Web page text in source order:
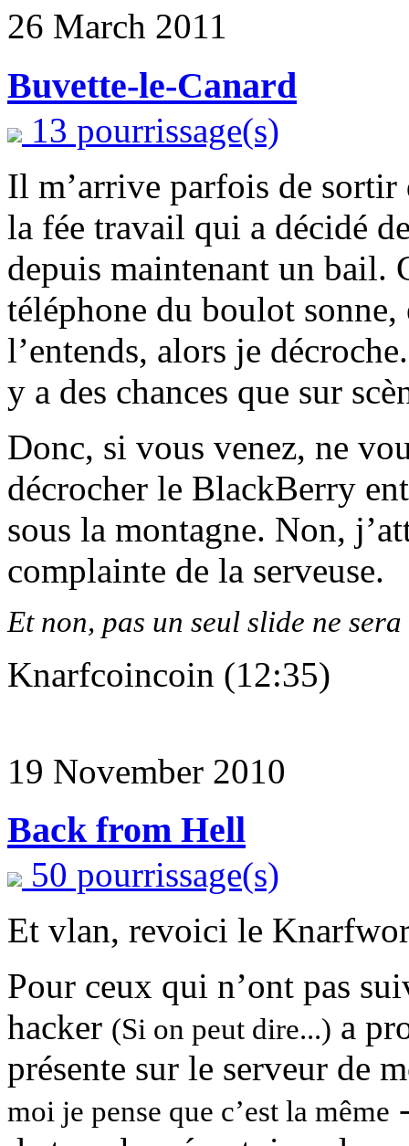
26 March 2011
Buvette-le-Canard
13 pourrissage(s)
Il m’arrive parfois de sortir
la fée travail qui a décidé
depuis maintenant un bail.
téléphone du boulot
l’entends, alors je
y a des chances que sur
Donc, si vous venez, ne
décrocher le BlackBerry
sous la montagne. Non,
complainte de la serveuse.
Et non, pas un seul slide ne
Knarfcoincoin (12:35)
19 November 2010
Back from Hell
50 pourrissage(s)
Et vlan, revoici le
Pour ceux qui n’ont pas
hacker (Si on peut dire...) a
présente sur le serveur de
moi je pense que c’est la même